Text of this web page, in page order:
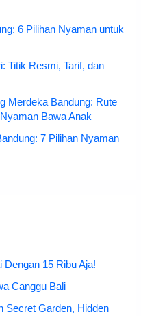
6 Pilihan Nyaman untuk
Titik Resmi, Tarif, dan
Merdeka Bandung: Rute
Bawa Anak
7 Pilihan Nyaman
15 Ribu Aja!
Canggu Bali
Secret Garden, Hidden